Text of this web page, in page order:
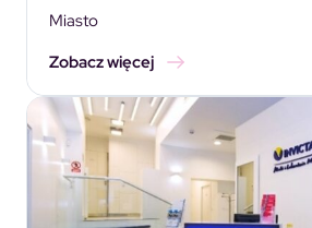
Miasto
Zobacz więcej